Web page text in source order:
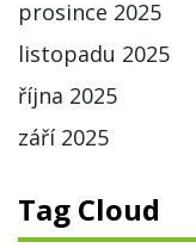
prosince 2025
listopadu 2025
října 2025
září 2025
Tag Cloud